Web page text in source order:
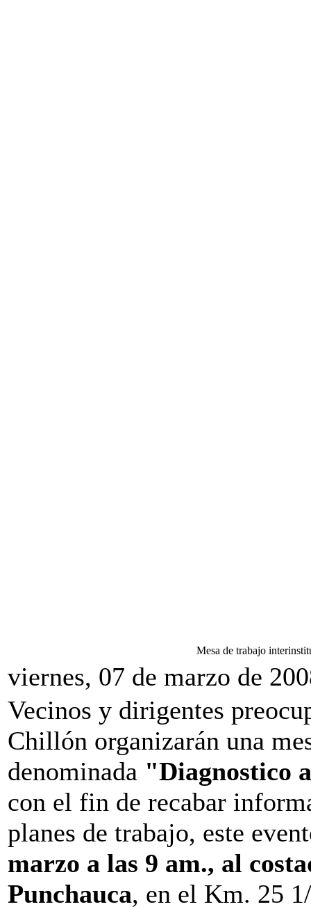
Mesa de trabajo
viernes, 07 de marzo de
Vecinos y dirigentes
Chillón organizarán una
denominada "Diagnostico
con el fin de recabar
planes de trabajo, este
marzo a las 9 am., al
Punchauca, en el Km. 25